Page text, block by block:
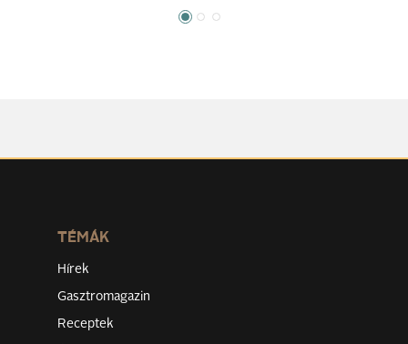
TÉMÁK
Hírek
Gasztromagazin
Receptek